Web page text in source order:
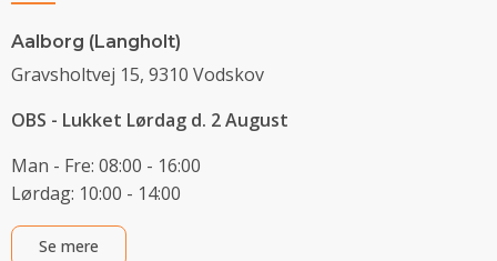
Aalborg (Langholt)
Gravsholtvej 15, 9310 Vodskov
OBS - Lukket Lørdag d. 2 August
Man - Fre: 08:00 - 16:00
Lørdag: 10:00 - 14:00
Se mere